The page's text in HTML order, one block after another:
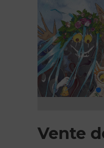
Vente